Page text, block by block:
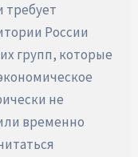
требует
России
групп, которые
не
временно